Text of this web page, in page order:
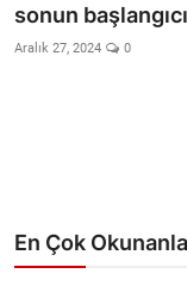
sonun başlangıcı
Aralık 27, 2024 0
En Çok